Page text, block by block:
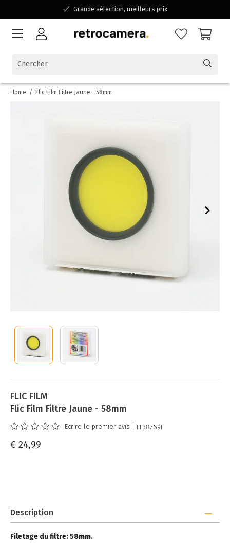
Grande sélection, meilleurs prix
Disponible pour toutes vos questions
Home / Flic Film Filtre Jaune - 58mm
FLIC FILM
Flic Film Filtre Jaune - 58mm
Ecrire le premier avis | FF38769F
€ 24,99
Description
Filetage du filtre: 58mm.